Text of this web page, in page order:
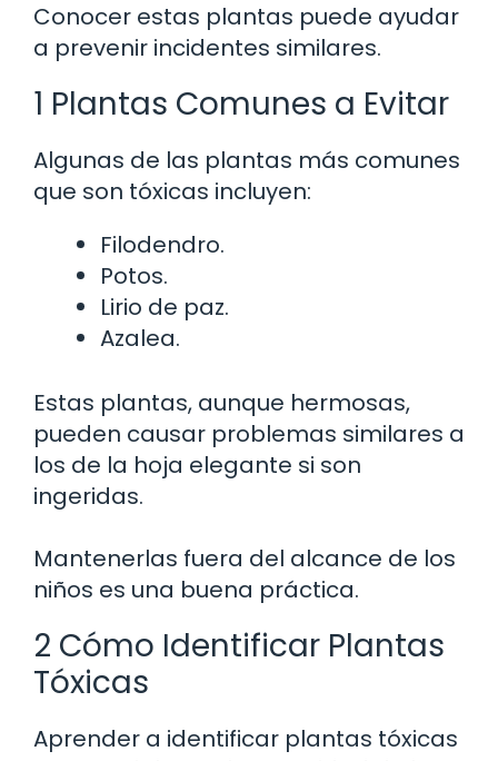
Conocer estas plantas puede ayudar
a prevenir incidentes similares.
1 Plantas Comunes a Evitar
Algunas de las plantas más comunes
que son tóxicas incluyen:
Filodendro.
Potos.
Lirio de paz.
Azalea.
Estas plantas, aunque hermosas,
pueden causar problemas similares a
los de la hoja elegante si son
ingeridas.
Mantenerlas fuera del alcance de los
niños es una buena práctica.
2 Cómo Identificar Plantas
Tóxicas
Aprender a identificar plantas tóxicas